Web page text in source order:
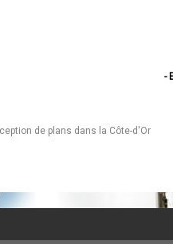
-
-
-
-
de plans dans la Côte-d'Or